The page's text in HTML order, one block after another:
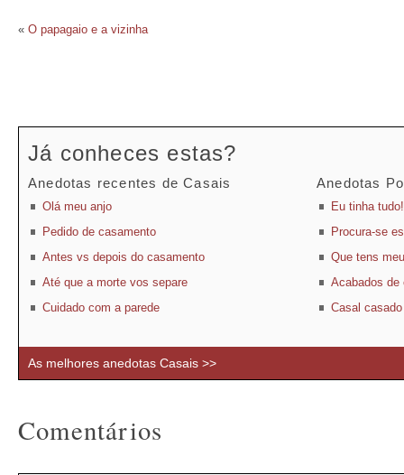
« O papagaio e a vizinha
Já conheces estas?
Anedotas recentes de Casais
Olá meu anjo
Pedido de casamento
Antes vs depois do casamento
Até que a morte vos separe
Cuidado com a parede
Anedotas
Eu tinha tudo!
Procura-se
Que tens
Acabados de
Casal
As melhores anedotas Casais >>
Comentários